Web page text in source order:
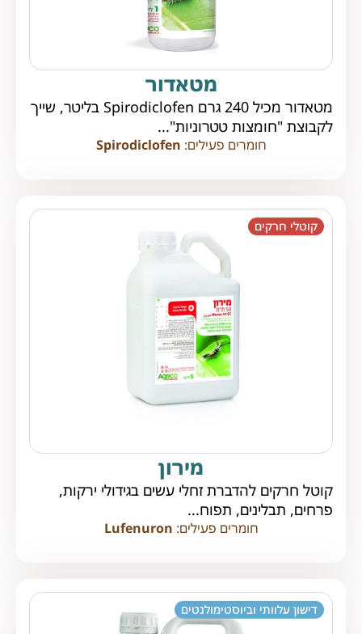
מטאדור
מטאדור מכיל 240 גרם Spirodiclofen בליטר, שייך
לקבוצת "חומצות טטרוניות"...
חומרים פעילים: Spirodiclofen
קוטלי חרקים
מירון
קוטל חרקים להדברת זחלי עשים בגידולי ירקות,
פרחים, תבלינים, תפוח...
חומרים פעילים: Lufenuron
דישון עלוותי וביוסטימולנטים